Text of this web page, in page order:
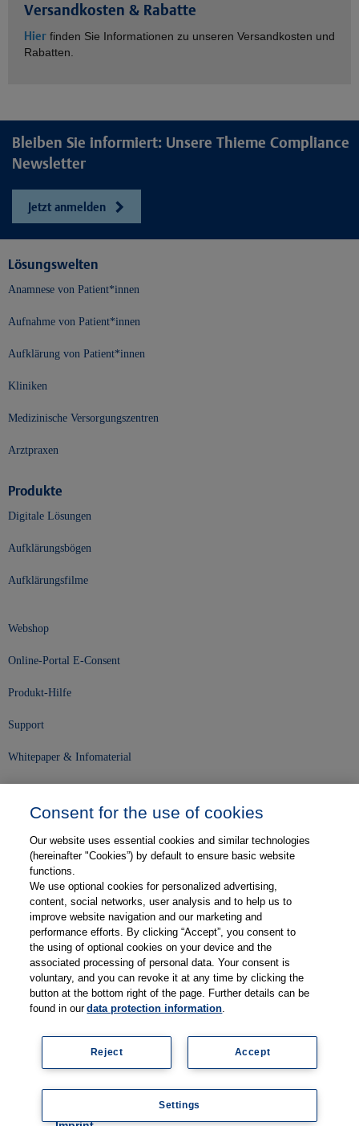
Versandkosten & Rabatte
Hier finden Sie Informationen zu unseren Versandkosten und
Rabatten.
Bleiben Sie informiert: Unsere Thieme Compliance
Newsletter
Jetzt anmelden
Lösungswelten
Anamnese von Patient*innen
Aufnahme von Patient*innen
Aufklärung von Patient*innen
Kliniken
Medizinische Versorgungszentren
Arztpraxen
Produkte
Digitale Lösungen
Aufklärungsbögen
Aufklärungsfilme
Webshop
Online-Portal E-Consent
Produkt-Hilfe
Support
Whitepaper & Infomaterial
Karriere
Kontakt
Web-Semniare
Anwenderberichte
Partner
Impressum Datenschutz Kontakt AGB
Consent for the use of cookies
Our website uses essential cookies and similar technologies
(hereinafter "Cookies”) by default to ensure basic website
functions.
We use optional cookies for personalized advertising,
content, social networks, user analysis and to help us to
improve website navigation and our marketing and
performance efforts. By clicking “Accept”, you consent to
the using of optional cookies on your device and the
associated processing of personal data. Your consent is
voluntary, and you can revoke it at any time by clicking the
button at the bottom right of the page. Further details can be
found in ourdata protection information.
Accept
Reject
Settings